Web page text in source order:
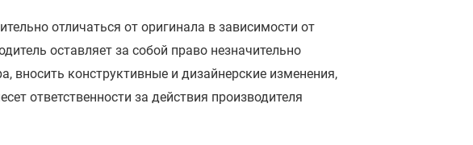
отличаться от оригинала в зависимости от
оставляет за собой право незначительно
вносить конструктивные и дизайнерские изменения,
ответственности за действия производителя